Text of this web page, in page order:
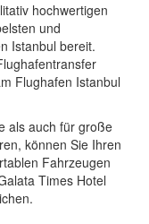
hochwertigen
und
Istanbul bereit.
Flughafen Istanbul
als auch für große
können Sie Ihren
Fahrzeugen
Times Hotel